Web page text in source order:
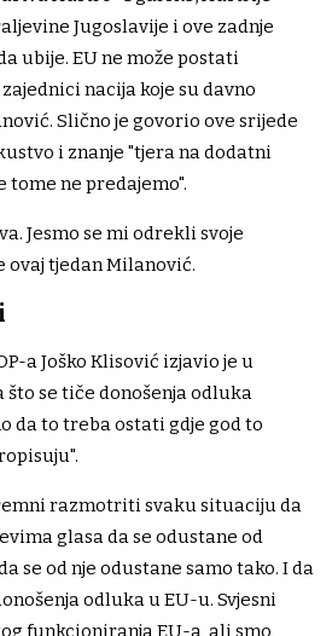
Jugoslavije i ove zadnje
ubije. EU ne može postati
nacija koje su davno
Slično je govorio ove srijede
i znanje "tjera na dodatni
ne predajemo".
Jesmo se mi odrekli svoje
ovaj tjedan Milanović.
a Joško Klisović izjavio je u
se tiče donošenja odluka
da to treba ostati gdje god to
razmotriti svaku situaciju da
glasa da se odustane od
se od nje odustane samo tako. I da
odluka u EU-u. Svjesni
funkcioniranja EU-a, ali smo